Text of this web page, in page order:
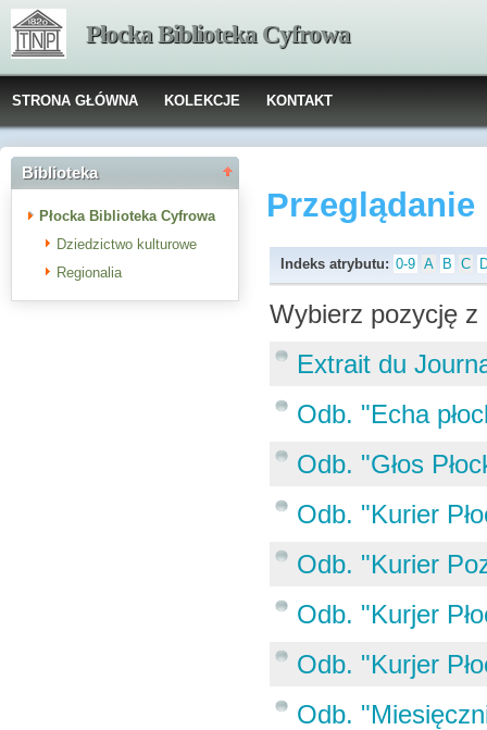
Płocka Biblioteka Cyfrowa
STRONA GŁÓWNA KOLEKCJE KONTAKT
Biblioteka
Płocka Biblioteka Cyfrowa
Dziedzictwo kulturowe
Regionalia
Indeks atrybutu: 0-9 A B C
Wybierz pozycję
Extrait du
Odb. "Echa
Odb. "Głos
Odb. "Kurier
Odb. "Kurier
Odb. "Kurjer
Odb. "Kurjer
Odb.